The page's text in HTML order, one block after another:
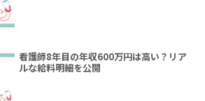
看護師8年目の年収600万円は高い？リア
ルな給料明細を公開